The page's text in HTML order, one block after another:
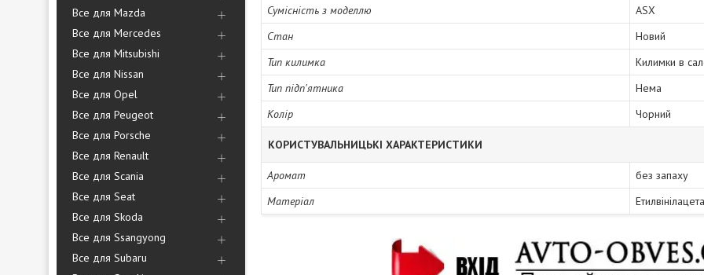
Все для Mazda
Все для Mercedes
Все для Mitsubishi
Все для Nissan
Все для Opel
Все для Peugeot
Все для Porsche
Все для Renault
Все для Scania
Все для Seat
Все для Skoda
Все для Ssangyong
Все для Subaru
Сумісність з моделлю
ASX
Стан
Новий
Тип килимка
Килимки в
Тип підп'ятника
Нема
Колір
Чорний
КОРИСТУВАЛЬНИЦЬКІ ХАРАКТЕРИСТИКИ
Аромат
без запаху
Матеріал